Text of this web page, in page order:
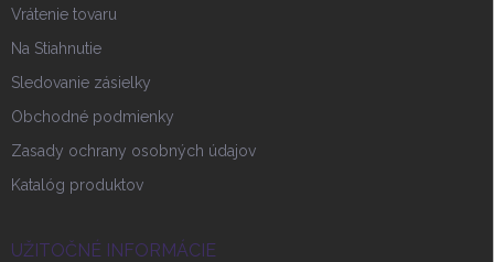
Vrátenie tovaru
Na Stiahnutie
Sledovanie zásielky
Obchodné podmienky
Zasady ochrany osobných údajov
Katalóg produktov
UŽITOČNÉ INFORMÁCIE